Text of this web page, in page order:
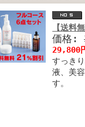
【送料
価格:
29,800
すっき
液、美
す。